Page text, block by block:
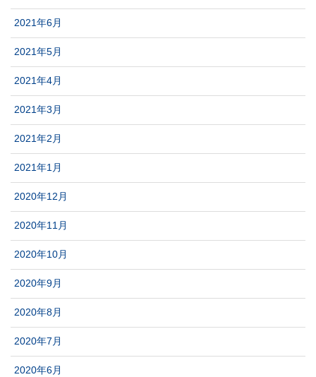
2021年6月
2021年5月
2021年4月
2021年3月
2021年2月
2021年1月
2020年12月
2020年11月
2020年10月
2020年9月
2020年8月
2020年7月
2020年6月